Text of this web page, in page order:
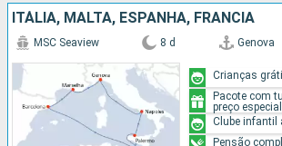
ITÁLIA, MALTA, ESPANHA, FRANCIA
MSC Seaview 8 d Genova
Crianças
Pacote com
preço especial
Clube infantil
Pensão